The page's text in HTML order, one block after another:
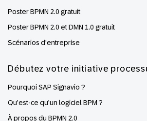
Poster BPMN 2.0 gratuit
Poster BPMN 2.0 et DMN 1.0 gratuit
Scénarios d'entreprise
Débutez votre initiative
Pourquoi SAP Signavio ?
Qu’est-ce qu’un logiciel BPM ?
À propos du BPMN 2.0